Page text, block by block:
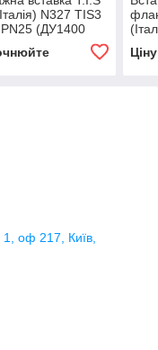
N327 TIS3
(ДУ1400
оф 217, Київ,